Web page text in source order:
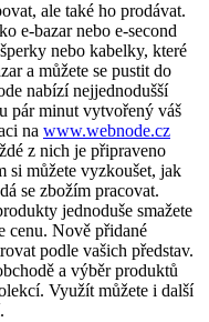
ale také ho prodávat.
e-bazar nebo e-second
nebo kabelky, které
a můžete se pustit do
nabízí nejjednodušší
pár minut vytvořený váš
na www.webnode.cz
z nich je připraveno
můžete vyzkoušet, jak
se zbožím pracovat.
jednoduše smažete
cenu. Nově přidané
podle vašich představ.
a výběr produktů
Využít můžete i další